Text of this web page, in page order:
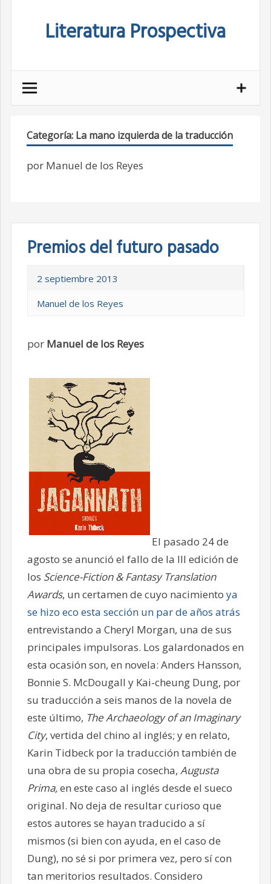
Literatura Prospectiva
Categoría: La mano izquierda de la traducción
por Manuel de los Reyes
Premios del futuro pasado
2 septiembre 2013
Manuel de los Reyes
por Manuel de los Reyes
El pasado 24 de
agosto se anunció el fallo de la III edición de
los Science-Fiction & Fantasy Translation
Awards, un certamen de cuyo nacimiento ya
se hizo eco esta sección un par de años atrás
entrevistando a Cheryl Morgan, una de sus
principales impulsoras. Los galardonados en
esta ocasión son, en novela: Anders Hansson,
Bonnie S. McDougall y Kai-cheung Dung, por
su traducción a seis manos de la novela de
este último, The Archaeology of an Imaginary
City, vertida del chino al inglés; y en relato,
Karin Tidbeck por la traducción también de
una obra de su propia cosecha, Augusta
Prima,en este caso al inglés desde el sueco
original. No deja de resultar curioso que
estos autores se hayan traducido a sí
mismos (si bien con ayuda, en el caso de
Dung), no sé si por primera vez, pero sí con
tan meritorios resultados. Considero